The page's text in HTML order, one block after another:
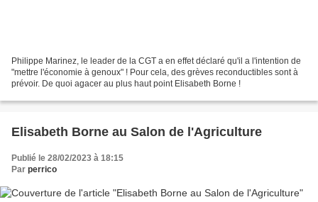
Philippe Marinez, le leader de la CGT a en effet déclaré qu'il a l'intention de
"mettre l'économie à genoux" ! Pour cela, des grèves reconductibles sont à
prévoir. De quoi agacer au plus haut point Elisabeth Borne !
Elisabeth Borne au Salon de l'Agriculture
Publié le 28/02/2023 à 18:15
Par perrico